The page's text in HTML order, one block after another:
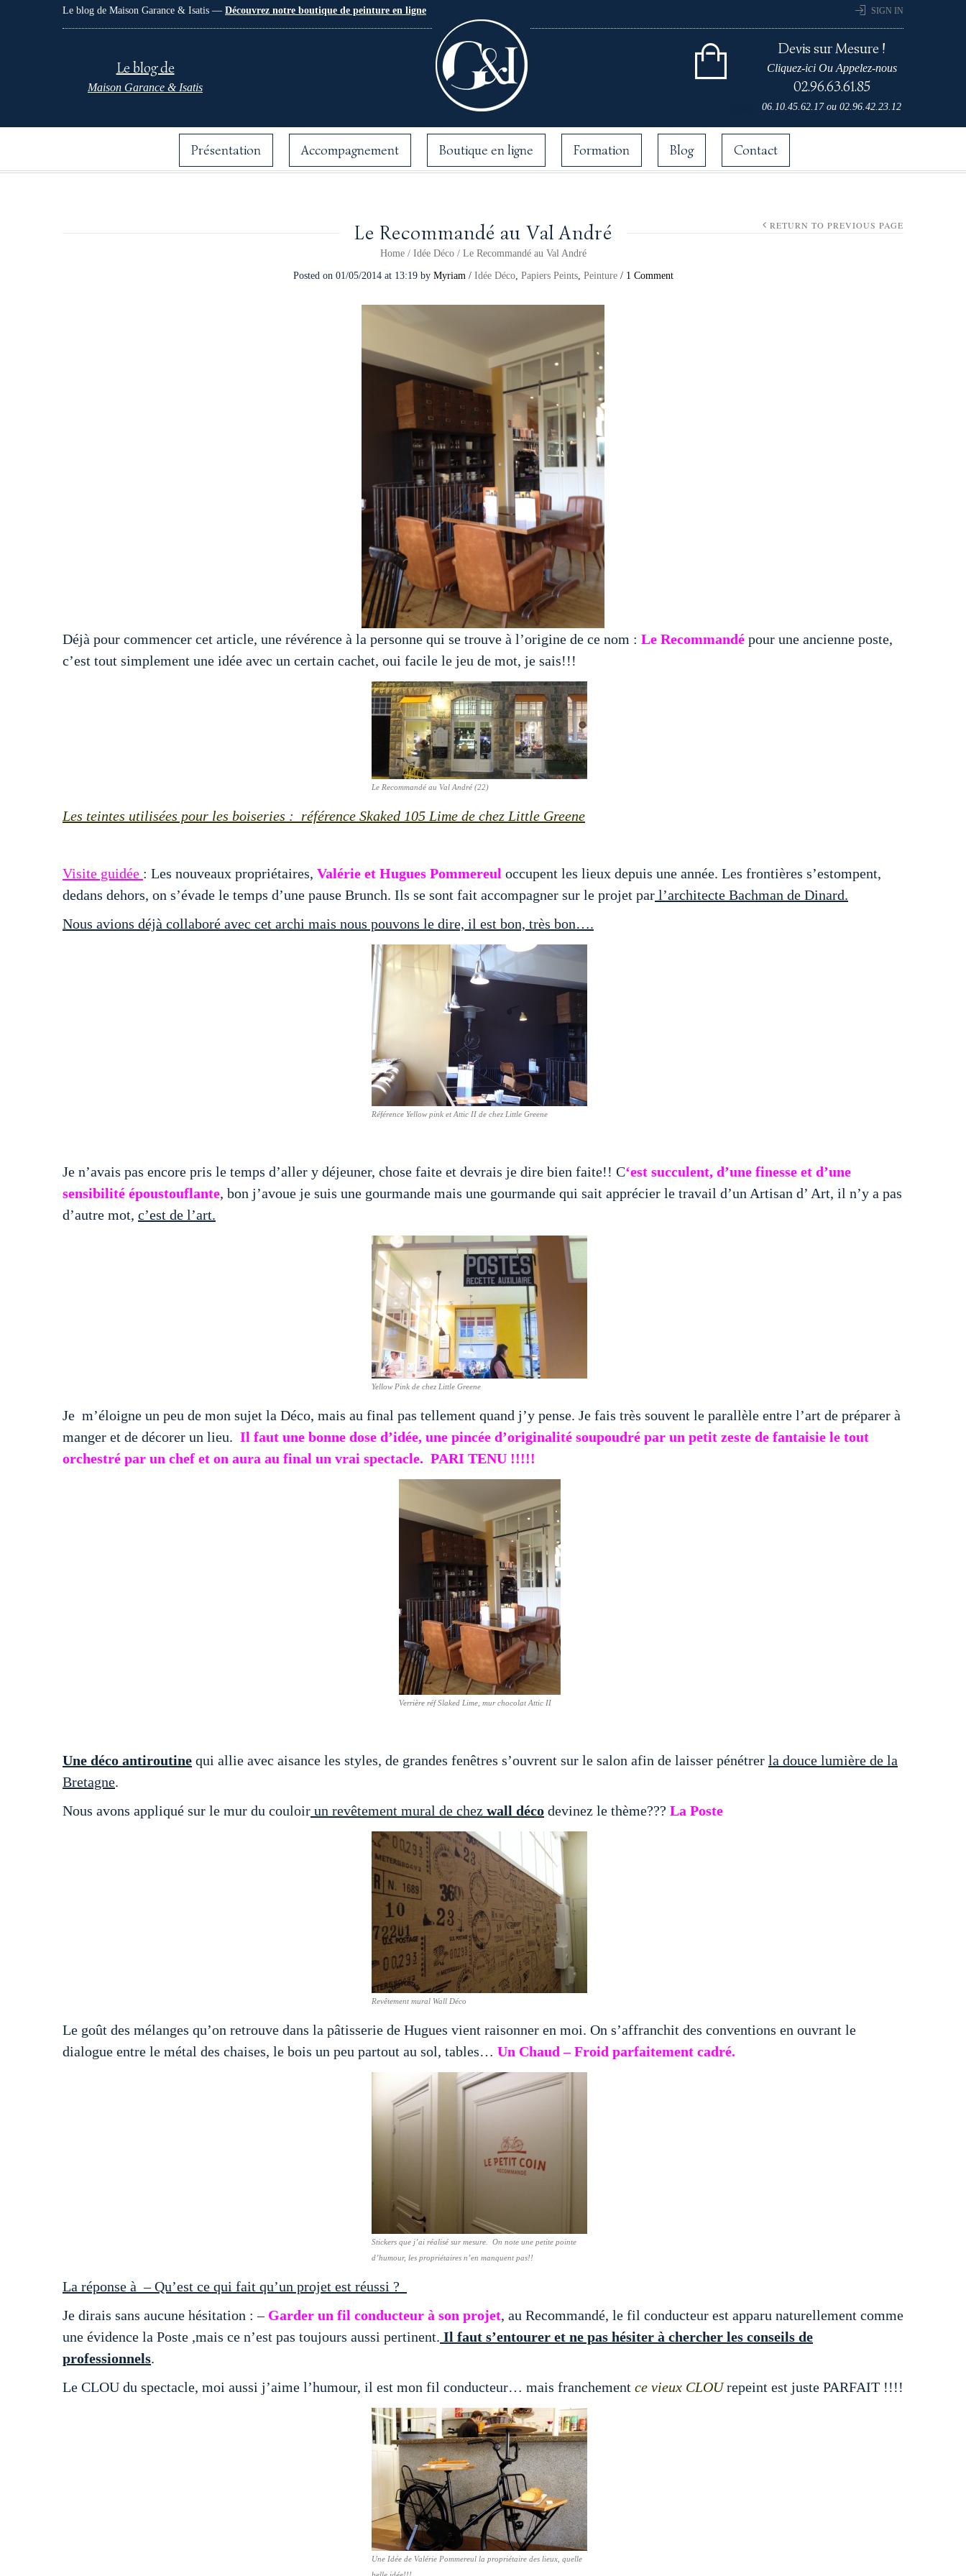
Le blog de Maison Garance & Isatis — Découvrez notre boutique de peinture en ligne SIGN IN
Le blog de
Maison Garance & Isatis
Devis sur Mesure !
Cliquez-ici Ou Appelez-nous
02.96.63.61.85
06.10.45.62.17 ou 02.96.42.23.12
Présentation Accompagnement Boutique en ligne Formation Blog Contact
Le Recommandé au Val André
Home / Idée Déco / Le Recommandé au Val André
RETURN TO PREVIOUS PAGE
Posted on 01/05/2014at 13:19 by Myriam/ Idée Déco, Papiers Peints, Peinture/ 1 Comment
Déjà pour commencer cet article, une révérence à la personne qui se trouve à l’origine de ce nom : Le Recommandé pour une ancienne poste,
c’est tout simplement une idée avec un certain cachet, oui facile le jeu de mot, je sais!!!
Le Recommandé au Val André (22)
Les teintes utilisées pour les boiseries : référence Skaked 105 Lime de chez Little Greene
Visite guidée : Les nouveaux propriétaires, Valérie et Hugues Pommereul occupent les lieux depuis une année. Les frontières s’estompent,
dedans dehors, on s’évade le temps d’une pause Brunch. Ils se sont fait accompagner sur le projet par l’architecte Bachman de Dinard.
Nous avions déjà collaboré avec cet archi mais nous pouvons le dire, il est bon, très bon….
Référence Yellow pink et Attic II de chez Little Greene
Je n’avais pas encore pris le temps d’aller y déjeuner, chose faite et devrais je dire bien faite!! C‘est succulent, d’une finesse et d’une
sensibilité époustouflante, bon j’avoue je suis une gourmande mais une gourmande qui sait apprécier le travail d’un Artisan d’ Art, il n’y a pas
d’autre mot, c’est de l’art.
Yellow Pink de chez Little Greene
Je m’éloigne un peu de mon sujet la Déco, mais au final pas tellement quand j’y pense. Je fais très souvent le parallèle entre l’art de préparer à
manger et de décorer un lieu. Il faut une bonne dose d’idée, une pincée d’originalité soupoudré par un petit zeste de fantaisie le tout
orchestré par un chef et on aura au final un vrai spectacle. PARI TENU !!!!!
Verrière réf Slaked Lime, mur chocolat Attic II
Une déco antiroutine qui allie avec aisance les styles, de grandes fenêtres s’ouvrent sur le salon afin de laisser pénétrer la douce lumière de la
Bretagne.
Nous avons appliqué sur le mur du couloir un revêtement mural de chez wall déco devinez le thème??? La Poste
Revêtement mural Wall Déco
Le goût des mélanges qu’on retrouve dans la pâtisserie de Hugues vient raisonner en moi. On s’affranchit des conventions en ouvrant le
dialogue entre le métal des chaises, le bois un peu partout au sol, tables… Un Chaud – Froid parfaitement cadré.
Stickers que j’ai réalisé sur mesure. On note une petite pointe
d’humour, les propriétaires n’en manquent pas!!
La réponse à – Qu’est ce qui fait qu’un projet est réussi ?
Je dirais sans aucune hésitation : – Garder un fil conducteur à son projet, au Recommandé, le fil conducteur est apparu naturellement comme
une évidence la Poste ,mais ce n’est pas toujours aussi pertinent. Il faut s’entourer et ne pas hésiter à chercher les conseils de
professionnels.
Le CLOU du spectacle, moi aussi j’aime l’humour, il est mon fil conducteur… mais franchement ce vieux CLOU repeint est juste PARFAIT !!!!
Une Idée de Valérie Pommereul la propriétaire des lieux, quelle